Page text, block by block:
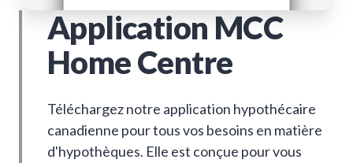
Application MCC
Home Centre
Téléchargez notre application hypothécaire
canadienne pour tous vos besoins en matière
d'hypothèques. Elle est conçue pour vous